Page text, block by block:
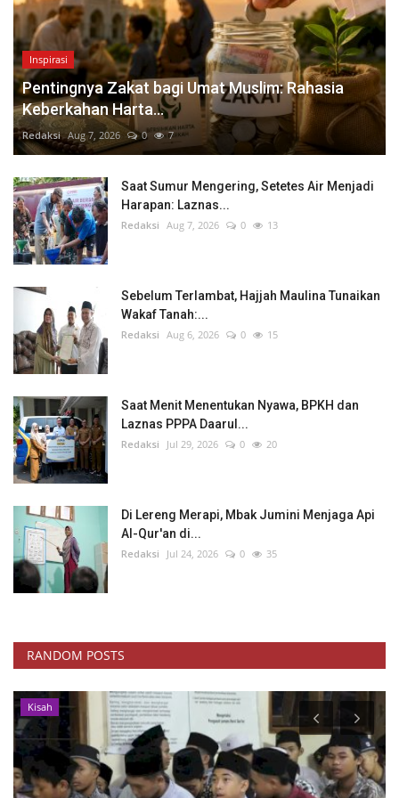
Inspirasi
Pentingnya Zakat bagi Umat Muslim: Rahasia
Keberkahan Harta...
Redaksi Aug 7, 2026 0 7
Saat Sumur Mengering, Setetes Air Menjadi
Harapan: Laznas...
Redaksi Aug 7, 2026 0 13
Sebelum Terlambat, Hajjah Maulina Tunaikan
Wakaf Tanah:...
Redaksi Aug 6, 2026 0 15
Saat Menit Menentukan Nyawa, BPKH dan
Laznas PPPA Daarul...
Redaksi Jul 29, 2026 0 20
Di Lereng Merapi, Mbak Jumini Menjaga Api
Al-Qur'an di...
Redaksi Jul 24, 2026 0 35
RANDOM POSTS
Video